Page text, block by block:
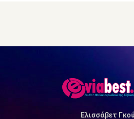
Ελισσάβετ